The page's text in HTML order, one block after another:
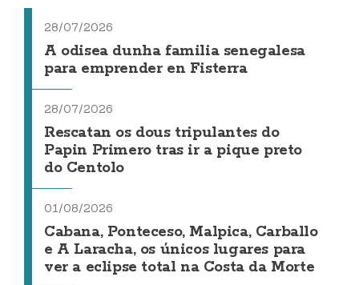
28/07/2026
A odisea dunha familia senegalesa
para emprender en Fisterra
28/07/2026
Rescatan os dous tripulantes do
Papin Primero tras ir a pique preto
do Centolo
01/08/2026
Cabana, Ponteceso, Malpica, Carballo
e A Laracha, os únicos lugares para
ver a eclipse total na Costa da Morte